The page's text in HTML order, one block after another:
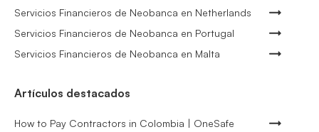
Servicios Financieros de Neobanca en Netherlands
Servicios Financieros de Neobanca en Portugal
Servicios Financieros de Neobanca en Malta
Artículos destacados
How to Pay Contractors in Colombia | OneSafe